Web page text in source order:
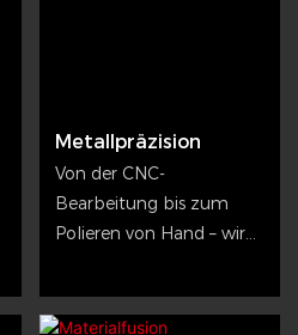
Metallpräzision
Von der CNC-
Bearbeitung bis zum
Polieren von Hand – wir
„unsichtbaren“ Details –
dichte Verbindungen,